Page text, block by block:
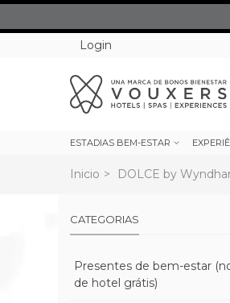
Login
ESTADIAS BEM-ESTAR
Inicio > DOLCE by
CATEGORIAS
Presentes de bem-estar
de hotel grátis)